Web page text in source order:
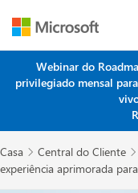
Webinar do
privilegiado mensal
Casa  Central do Cliente 
experiência aprimorada